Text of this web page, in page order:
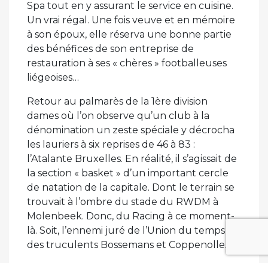
Spa tout en y assurant le service en cuisine.
Un vrai régal. Une fois veuve et en mémoire
à son époux, elle réserva une bonne partie
des bénéfices de son entreprise de
restauration à ses « chères » footballeuses
liégeoises…
Retour au palmarès de la 1ère division
dames où l’on observe qu’un club à la
dénomination un zeste spéciale y décrocha
les lauriers à six reprises de 46 à 83 :
l’Atalante Bruxelles. En réalité, il s’agissait de
la section « basket » d’un important cercle
de natation de la capitale. Dont le terrain se
trouvait à l’ombre du stade du RWDM à
Molenbeek. Donc, du Racing à ce moment-
là. Soit, l’ennemi juré de l’Union du temps
des truculents Bossemans et Coppenolle…